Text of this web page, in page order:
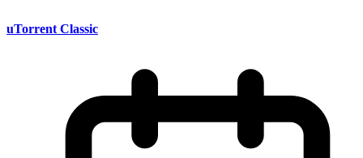
uTorrent Classic